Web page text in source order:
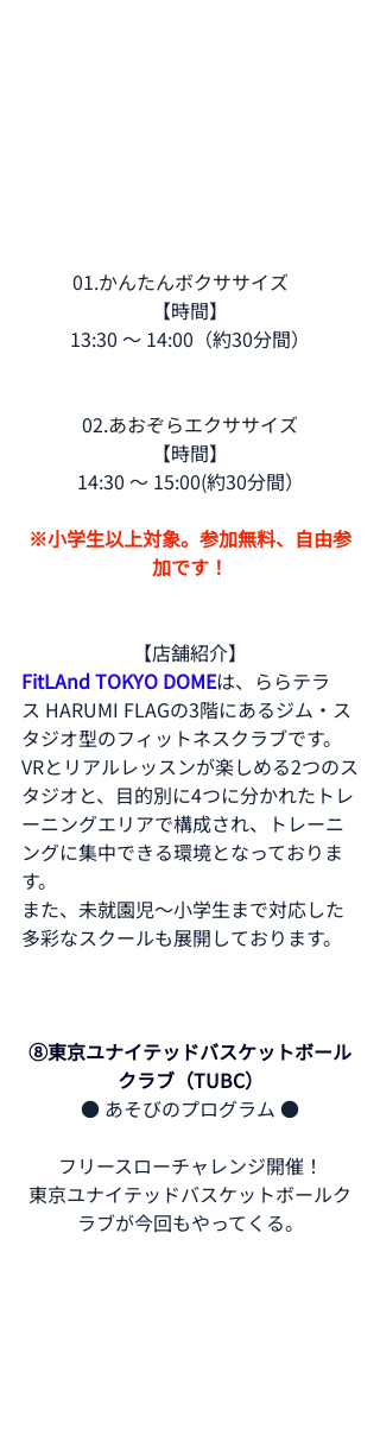
01.かんたんボクササイズ
【時間】
13:30 ～ 14:00（約30分間）
02.あおぞらエクササイズ
【時間】
14:30 ～ 15:00(約30分間）
※小学生以上対象。参加無料、自由参
加です！
【店舗紹介】
FitLAnd TOKYO DOMEは、ららテラ
ス HARUMI FLAGの3階にあるジム・ス
タジオ型のフィットネスクラブです。
VRとリアルレッスンが楽しめる2つのス
タジオと、目的別に4つに分かれたトレ
ーニングエリアで構成され、トレーニ
ングに集中できる環境となっておりま
す。
また、未就園児～小学生まで対応した
多彩なスクールも展開しております。
⑧東京ユナイテッドバスケットボール
クラブ（TUBC）
● あそびのプログラム ●
フリースローチャレンジ開催！
東京ユナイテッドバスケットボールク
ラブが今回もやってくる。